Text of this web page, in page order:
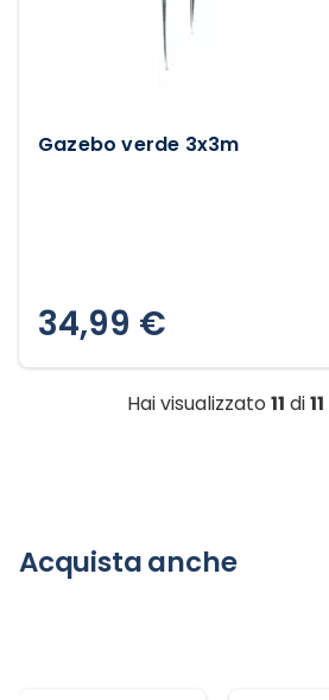
Gazebo verde 3x3m
34,99 €
Hai visualizzato 11 di11
Acquista anche